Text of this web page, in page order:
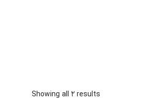
Showing all 2 results